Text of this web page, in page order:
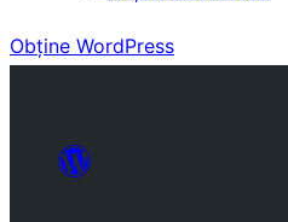
Obține WordPress